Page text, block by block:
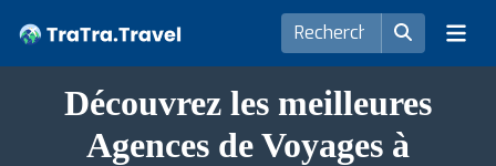
Découvrez les meilleures
Agences de Voyages à